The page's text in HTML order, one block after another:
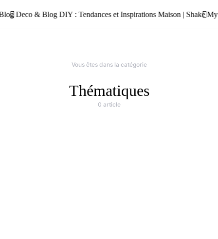
Vous êtes dans la catégorie
Thématiques
0 article